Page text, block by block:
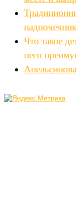
Что такое
него